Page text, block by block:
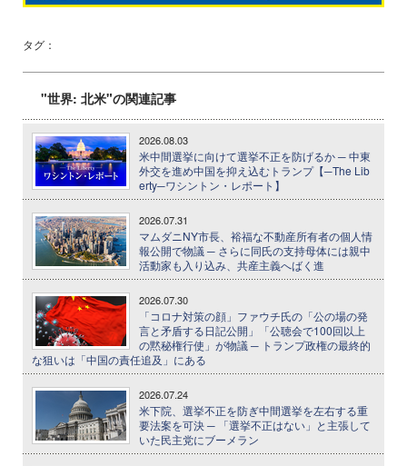
タグ：
"世界: 北米"の関連記事
2026.08.03
米中間選挙に向けて選挙不正を防げるか ─ 中東
外交を進め中国を抑え込むトランプ【─The Lib
erty─ワシントン・レポート】
2026.07.31
マムダニNY市長、裕福な不動産所有者の個人情
報公開で物議 ─ さらに同氏の支持母体には親中
活動家も入り込み、共産主義へばく進
2026.07.30
「コロナ対策の顔」ファウチ氏の「公の場の発
言と矛盾する日記公開」「公聴会で100回以上
の黙秘権行使」が物議 ─ トランプ政権の最終的
な狙いは「中国の責任追及」にある
2026.07.24
米下院、選挙不正を防ぎ中間選挙を左右する重
要法案を可決 ─ 「選挙不正はない」と主張して
いた民主党にブーメラン